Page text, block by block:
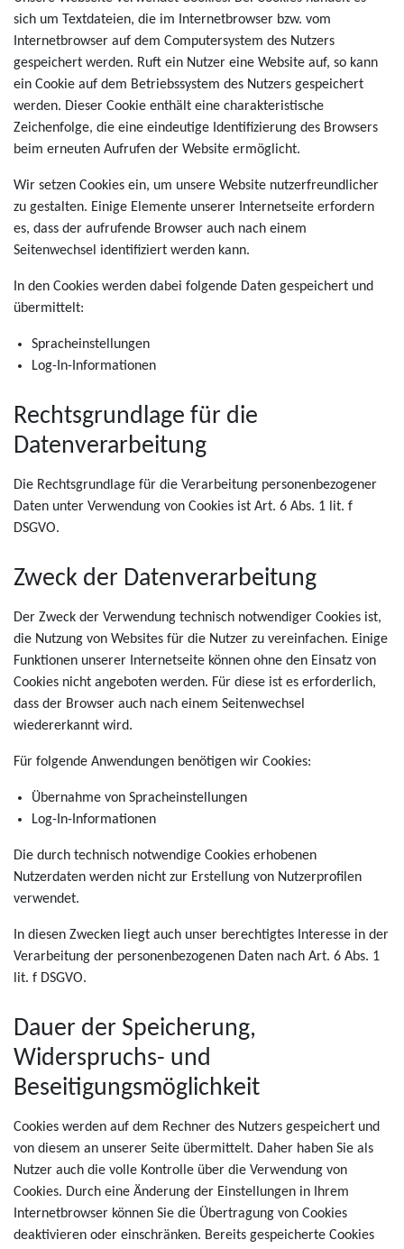
sich um Textdateien, die im Internetbrowser bzw. vom
Internetbrowser auf dem Computersystem des Nutzers
gespeichert werden. Ruft ein Nutzer eine Website auf, so kann
ein Cookie auf dem Betriebssystem des Nutzers gespeichert
werden. Dieser Cookie enthält eine charakteristische
Zeichenfolge, die eine eindeutige Identifizierung des Browsers
beim erneuten Aufrufen der Website ermöglicht.
Wir setzen Cookies ein, um unsere Website nutzerfreundlicher
zu gestalten. Einige Elemente unserer Internetseite erfordern
es, dass der aufrufende Browser auch nach einem
Seitenwechsel identifiziert werden kann.
In den Cookies werden dabei folgende Daten gespeichert und
übermittelt:
Spracheinstellungen
Log-In-Informationen
Rechtsgrundlage für die
Datenverarbeitung
Die Rechtsgrundlage für die Verarbeitung personenbezogener
Daten unter Verwendung von Cookies ist Art. 6 Abs. 1 lit. f
DSGVO.
Zweck der Datenverarbeitung
Der Zweck der Verwendung technisch notwendiger Cookies ist,
die Nutzung von Websites für die Nutzer zu vereinfachen. Einige
Funktionen unserer Internetseite können ohne den Einsatz von
Cookies nicht angeboten werden. Für diese ist es erforderlich,
dass der Browser auch nach einem Seitenwechsel
wiedererkannt wird.
Für folgende Anwendungen benötigen wir Cookies:
Übernahme von Spracheinstellungen
Log-In-Informationen
Die durch technisch notwendige Cookies erhobenen
Nutzerdaten werden nicht zur Erstellung von Nutzerprofilen
verwendet.
In diesen Zwecken liegt auch unser berechtigtes Interesse in der
Verarbeitung der personenbezogenen Daten nach Art. 6 Abs. 1
lit. f DSGVO.
Dauer der Speicherung,
Widerspruchs- und
Beseitigungsmöglichkeit
Cookies werden auf dem Rechner des Nutzers gespeichert und
von diesem an unserer Seite übermittelt. Daher haben Sie als
Nutzer auch die volle Kontrolle über die Verwendung von
Cookies. Durch eine Änderung der Einstellungen in Ihrem
Internetbrowser können Sie die Übertragung von Cookies
deaktivieren oder einschränken. Bereits gespeicherte Cookies